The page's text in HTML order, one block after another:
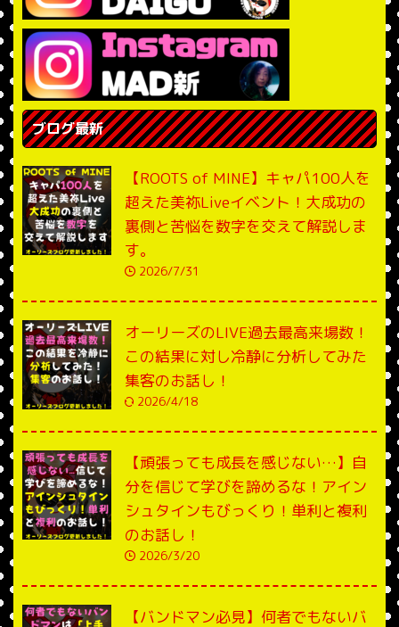
ブログ最新
【ROOTS of MINE】キャパ100人を
超えた美祢Liveイベント！大成功の
裏側と苦悩を数字を交えて解説しま
す。
2026/7/31
オーリーズのLIVE過去最高来場数！
この結果に対し冷静に分析してみた
集客のお話し！
2026/4/18
【頑張っても成長を感じない…】自
分を信じて学びを諦めるな！アイン
シュタインもびっくり！単利と複利
のお話し！
2026/3/20
【バンドマン必見】何者でもないバ